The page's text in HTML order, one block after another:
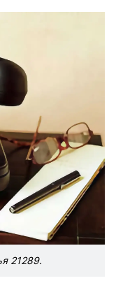
21289.